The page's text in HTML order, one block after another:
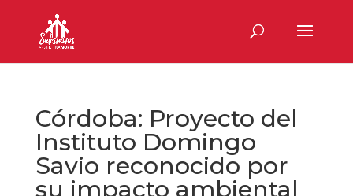
Córdoba: Proyecto del
Instituto Domingo
Savio reconocido por
su impacto ambiental